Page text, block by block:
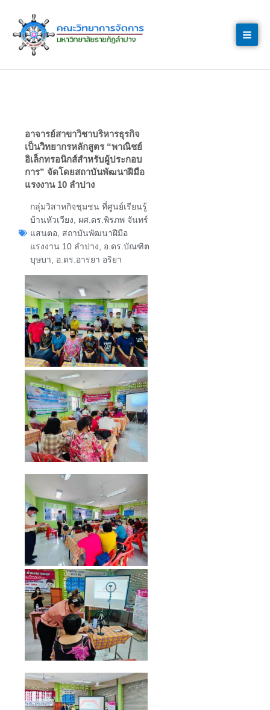
content
อาจารย์สาขาวิชาบริหารธุรกิจ
เป็นวิทยากรหลักสูตร “พาณิชย์
อิเล็กทรอนิกส์สำหรับผู้ประกอบ
การ” จัดโดยสถาบันพัฒนาฝีมือ
แรงงาน 10 ลำปาง
กลุ่มวิสาหกิจชุมชน ที่ศูนย์เรียนรู้
บ้านหัวเวียง
ผศ.ดร.พิรภพ จันทร์
แสนตอ สถาบันพัฒนาฝีมือ
แรงงาน 10 ลำปาง
อ.ดร.บัณฑิต
บุษบา
อ.ดร.อารยา อริยา